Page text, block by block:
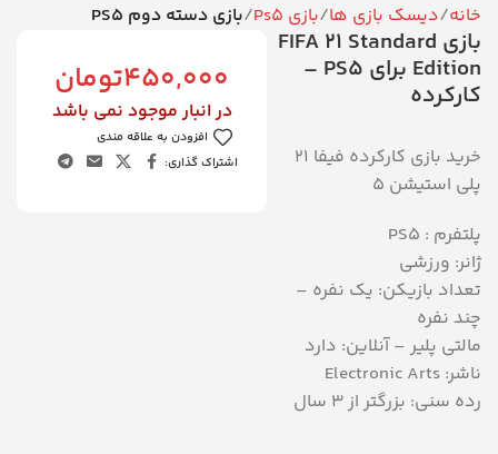
خانه دیسک بازی ها بازی Ps5 بازی دسته دوم PS5
بازی FIFA 21 Standard
Edition برای PS5 –
کارکرده
خرید بازی کارکرده فیفا 21
پلی استیشن 5
پلتفرم : PS5
ژانر: ورزشی
تعداد بازیکن: یک نفره –
چند نفره
مالتی پلیر – آنلاین: دارد
ناشر: Electronic Arts
رده سنی: بزرگتر از ۳ سال
450,000تومان
در انبار موجود نمی باشد
افزودن به علاقه مندی
اشتراک گذاری: